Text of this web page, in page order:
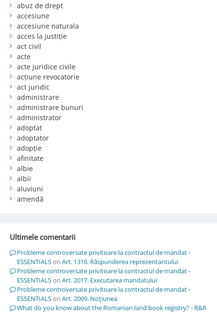
abuz de drept
accesiune
accesiune naturala
acces la justiție
act civil
acte
acte juridice civile
acțiune revocatorie
act juridic
administrare
administrare bunuri
administrator
adoptat
adoptator
adopție
afinitate
albie
albii
aluviuni
amendă
Ultimele comentarii
Probleme controversate privitoare la contractul de mandat -
ESSENTIALSon Art. 1310. Răspunderea reprezentantului
Probleme controversate privitoare la contractul de mandat -
ESSENTIALSon Art. 2017. Executarea mandatului
Probleme controversate privitoare la contractul de mandat -
ESSENTIALSon Art. 2009. Noţiunea
What do you know about the Romanian land book registry? - R&R